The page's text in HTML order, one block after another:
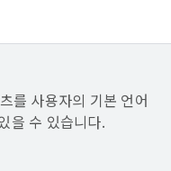
를 사용자의 기본 언어
을 수 있습니다.